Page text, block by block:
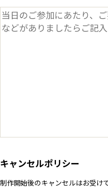
キャンセルポリシー
制作開始後のキャンセルはお受け